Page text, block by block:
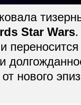
Star Wars.
нового